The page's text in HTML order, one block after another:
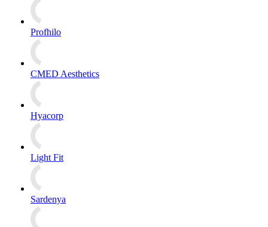
Profhilo
CMED Aesthetics
Hyacorp
Light Fit
Sardenya